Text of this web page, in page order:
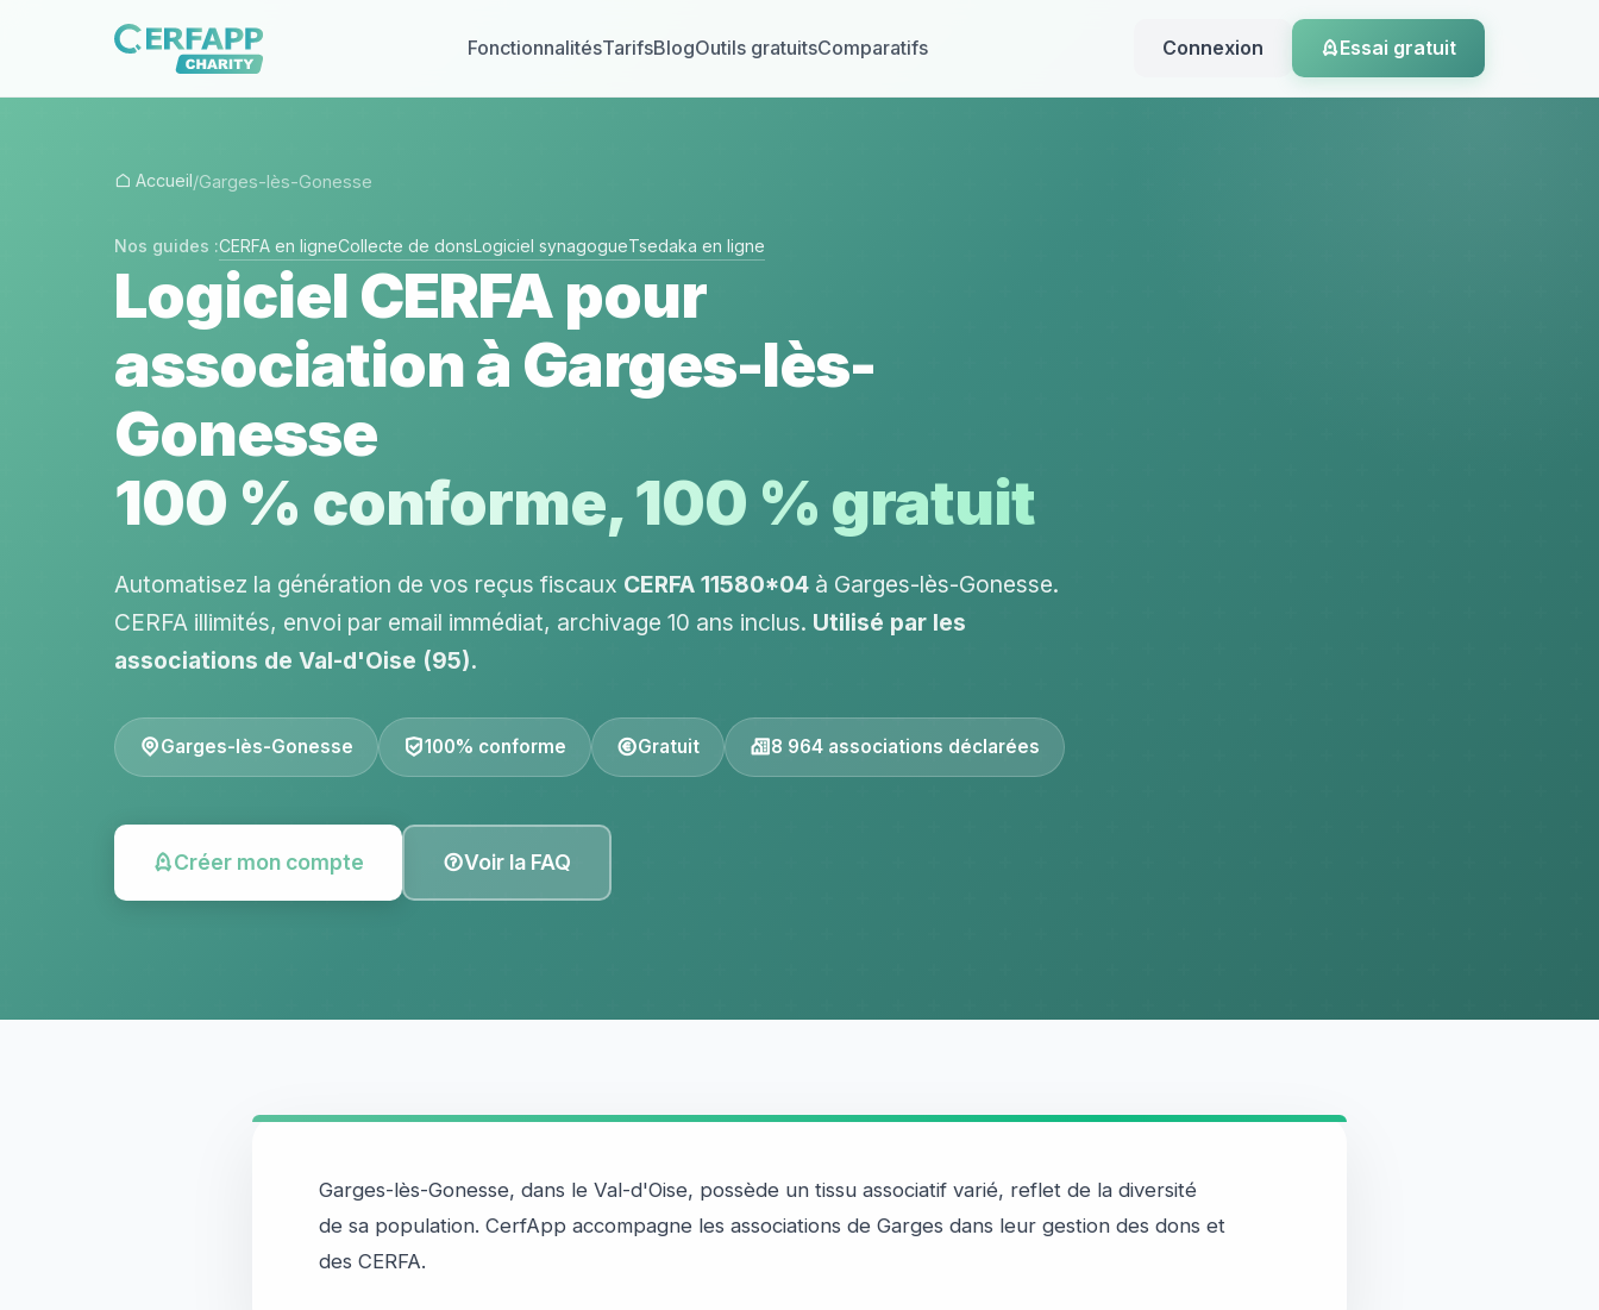
FonctionnalitésTarifsBlogOutils gratuitsComparatifs Connexion Essai gratuit
Accueil/Garges-lès-Gonesse
Nos guides :CERFA en ligneCollecte de donsLogiciel synagogueTsedaka en ligne
Logiciel CERFA pour
association à Garges-lès-
Gonesse
100 % conforme, 100 % gratuit
Automatisez la génération de vos reçus fiscaux CERFA 11580*04 à Garges-lès-Gonesse.
CERFA illimités, envoi par email immédiat, archivage 10 ans inclus. Utilisé par les
associations de Val-d'Oise (95).
Garges-lès-Gonesse 100% conforme Gratuit 8 964 associations déclarées
Créer mon compte Voir la FAQ
Garges-lès-Gonesse, dans le Val-d'Oise, possède un tissu associatif varié, reflet de la diversité
de sa population. CerfApp accompagne les associations de Garges dans leur gestion des dons et